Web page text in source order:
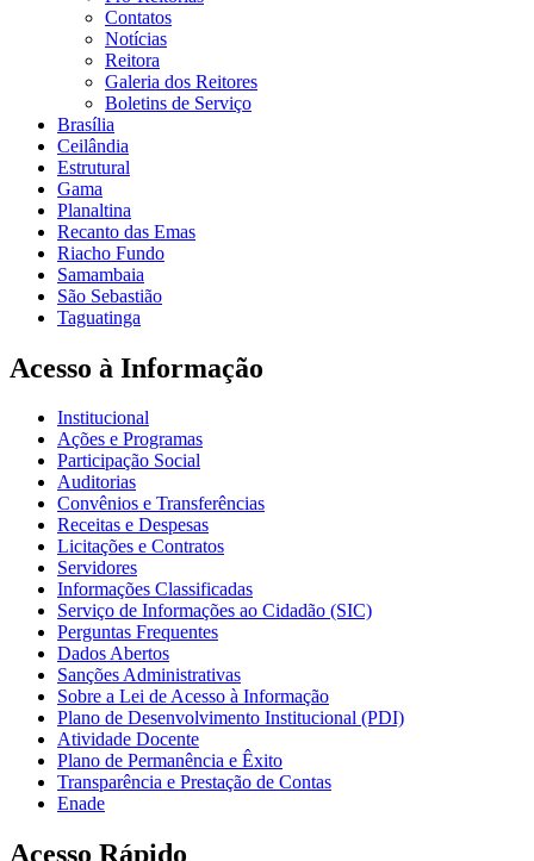
Contatos
Notícias
Reitora
Galeria dos Reitores
Boletins de Serviço
Brasília
Ceilândia
Estrutural
Gama
Planaltina
Recanto das Emas
Riacho Fundo
Samambaia
São Sebastião
Taguatinga
Acesso à Informação
Institucional
Ações e Programas
Participação Social
Auditorias
Convênios e Transferências
Receitas e Despesas
Licitações e Contratos
Servidores
Informações Classificadas
Serviço de Informações ao Cidadão (SIC)
Perguntas Frequentes
Dados Abertos
Sanções Administrativas
Sobre a Lei de Acesso à Informação
Plano de Desenvolvimento Institucional (PDI)
Atividade Docente
Plano de Permanência e Êxito
Transparência e Prestação de Contas
Enade
Acesso Rápido